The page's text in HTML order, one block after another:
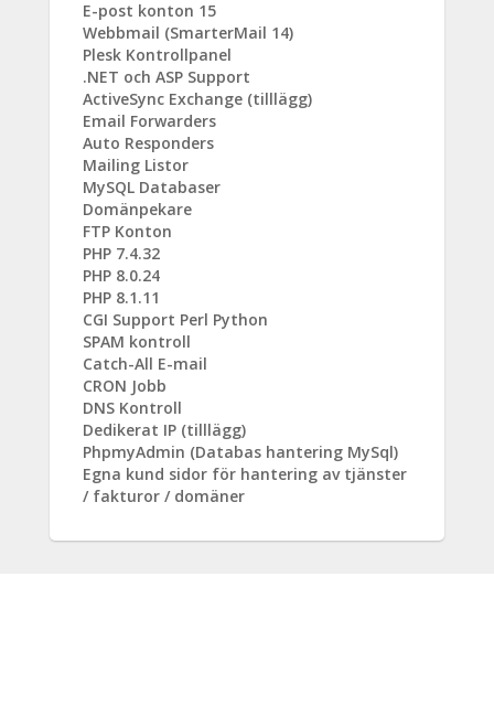
E-post konton 15
Webbmail (SmarterMail 14)
Plesk Kontrollpanel
.NET och ASP Support
ActiveSync Exchange (tilllägg)
Email Forwarders
Auto Responders
Mailing Listor
MySQL Databaser
Domänpekare
FTP Konton
PHP 7.4.32
PHP 8.0.24
PHP 8.1.11
CGI Support Perl Python
SPAM kontroll
Catch-All E-mail
CRON Jobb
DNS Kontroll
Dedikerat IP (tilllägg)
PhpmyAdmin (Databas hantering MySql)
Egna kund sidor för hantering av tjänster
/ fakturor / domäner